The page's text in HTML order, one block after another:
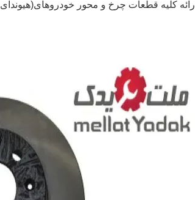
ارائه کلیه قطعات چرخ و محور خودروهای(هیوندای Hyundai) برای تمامی مدل ها از بازار ملت تهران